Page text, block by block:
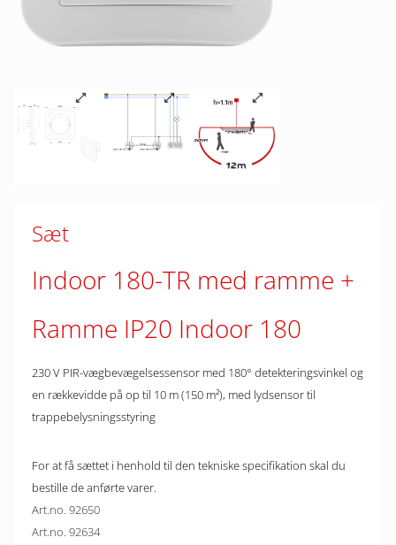
Sæt
Indoor 180-TR med ramme
Ramme IP20 Indoor 180
230 V PIR-vægbevægelsessensor med 180° detekteringsvinkel og
en rækkevidde på op til 10 m (150 m²), med lydsensor til
trappebelysningsstyring
For at få sættet i henhold til den tekniske specifikation skal du
bestille de anførte varer.
Art.no. 92650
Art.no. 92634